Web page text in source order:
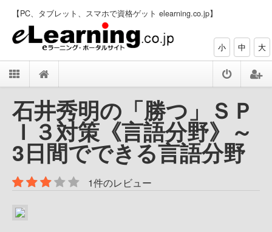
【PC、タブレット、スマホで資格ゲット elearning.co.jp】
小 中 大
石井秀明の「勝つ」ＳＰ
Ｉ３対策《言語分野》～
3日間でできる言語分野
1件のレビュー